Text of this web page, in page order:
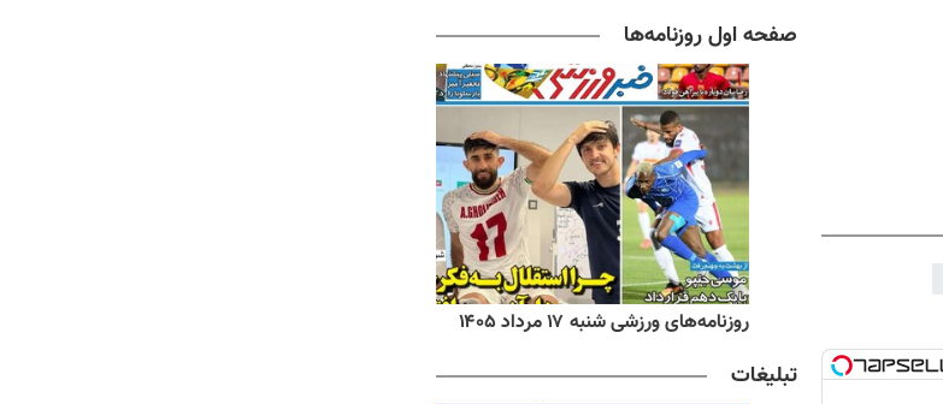
صفحه اول روزنامه‌ها
روزنامه‌های ورزشی شنبه ۱۷ مرداد ۱۴۰۵
تبلیغات